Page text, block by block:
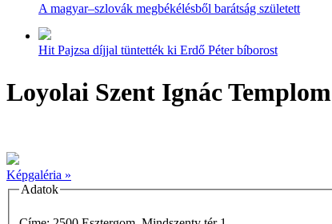
A magyar–szlovák megbékélésből barátság született
Hit Pajzsa díjjal tüntették ki Erdő Péter bíborost
Loyolai Szent Ignác Templom
Képgaléria »
Adatok